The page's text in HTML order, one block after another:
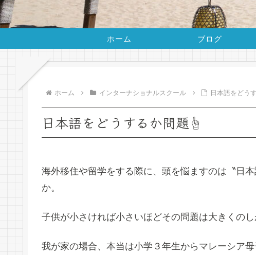
ホーム ブログ
ホーム インターナショナルスクール 日本語をどう
日本語をどうするか問題☝
海外移住や留学をする際に、頭を悩ますのは〝日
か。
子供が小さければ小さいほどその問題は大きくのし
我が家の場合、本当は小学３年生からマレーシア